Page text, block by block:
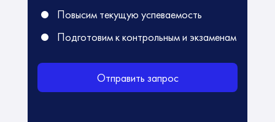
Повысим текущую успеваемость
Подготовим к контрольным и экзаменам
Отправить запрос